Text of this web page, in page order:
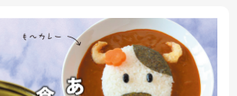
サービスガイド
牧場で何ができる？